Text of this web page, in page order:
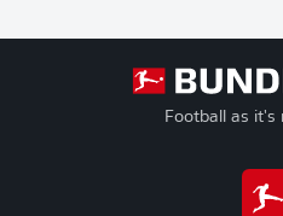
Football as it's